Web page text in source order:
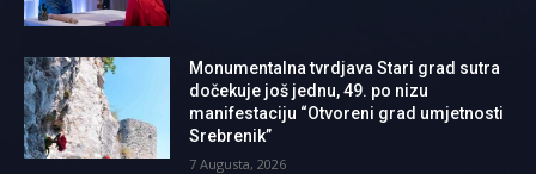
Monumentalna tvrdjava Stari grad sutra
dočekuje još jednu, 49. po nizu
manifestaciju “Otvoreni grad umjetnosti
Srebrenik”
7 Augusta, 2026